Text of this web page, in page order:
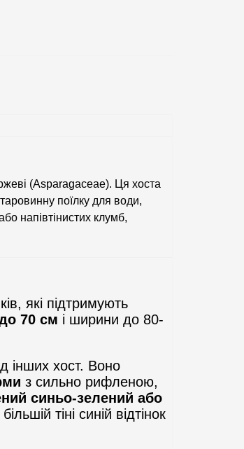
(Asparagaceae). Ця хоста
поїлку для води,
напівтінистих клумб,
які підтримують
70 см і ширини до 80-
інших хост. Воно
з сильно рифленою,
синьо-зелений або
тіні синій відтінок